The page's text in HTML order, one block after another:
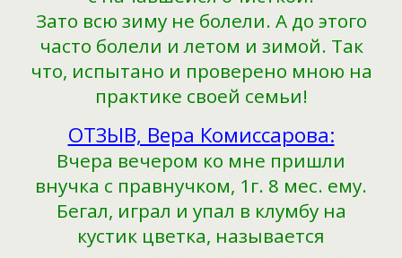
Зато всю зиму не болели. А до этого
часто болели и летом и зимой. Так
что, испытано и проверено мною на
практике своей семьи!
ОТЗЫВ, Вера Комиссарова:
Вчера вечером ко мне пришли
внучка с правнучком, 1г. 8 мес. ему.
Бегал, играл и упал в клумбу на
кустик цветка, называется